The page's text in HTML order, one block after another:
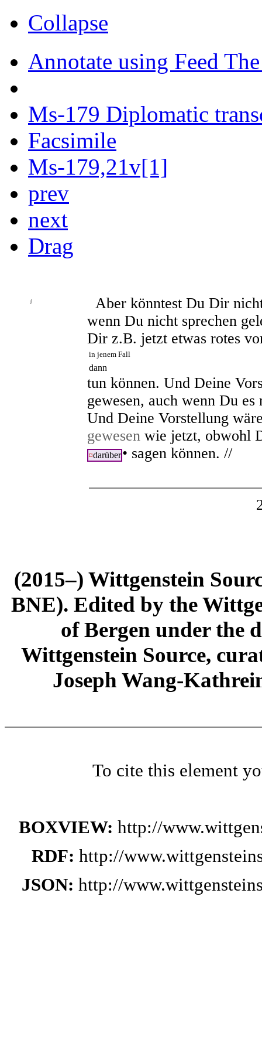
Collapse
Annotate using Feed
Ms-179 Diplomatic
Facsimile
Ms-179,21v[1]
prev
next
Drag
∫
Aber könntest Du Dir
wenn Du nicht sprechen
Dir z.B. jetzt etwas rotes
in jenem Fall
dann
tun können. Und Deine
gewesen, auch wenn Du
Und Deine Vorstellung
gewesen wie jetzt, obwohl
¤darüber• sagen können. //
(2015–) Wittgenstein
BNE). Edited by the
of Bergen under the
Wittgenstein Source,
Joseph Wang-
To cite this element
BOXVIEW: http://
RDF: http://
JSON: http://